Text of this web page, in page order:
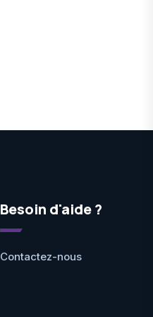
Besoin d'aide ?
Contactez-nous